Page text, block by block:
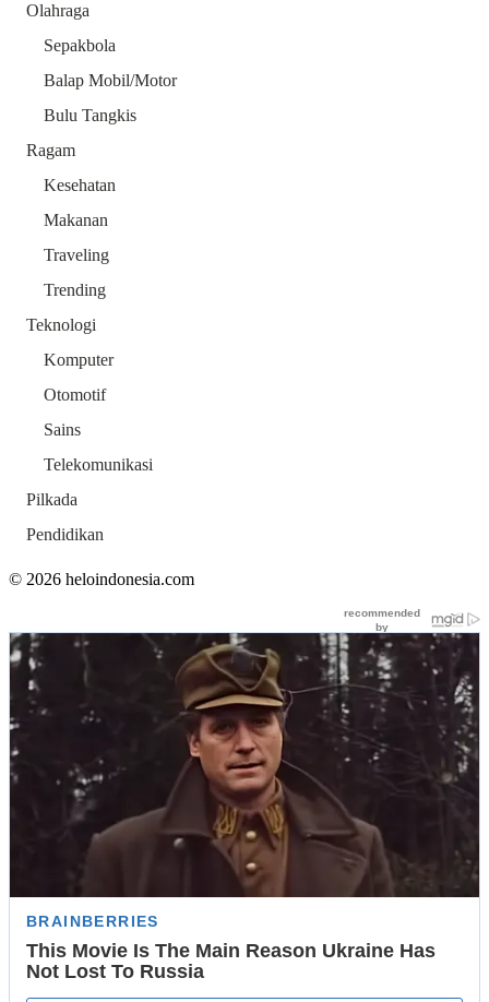
Olahraga
Sepakbola
Balap Mobil/Motor
Bulu Tangkis
Ragam
Kesehatan
Makanan
Traveling
Trending
Teknologi
Komputer
Otomotif
Sains
Telekomunikasi
Pilkada
Pendidikan
© 2026 heloindonesia.com